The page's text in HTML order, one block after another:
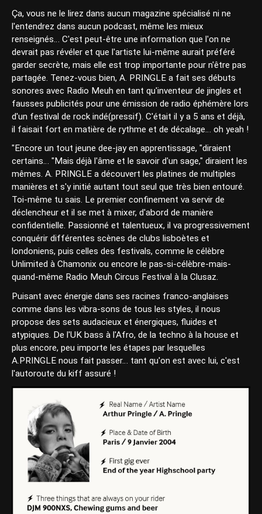
Ça, vous ne le lirez dans aucun magazine spécialisé ni ne
l'entendrez dans aucun podcast, même les mieux
renseignés… C'est peut-être une information que l'on ne
devrait pas révéler et que l'artiste lui-même aurait préféré
garder secrète, mais elle est trop importante pour n'être pas
partagée. Tenez-vous bien, A. PRINGLE a fait ses débuts
sonores avec Radio Meuh en tant qu'inventeur de jingles et
fausses publicités pour une émission de radio éphémère lors
d'un festival de rock indé(pressif). C'était il y a 5 ans et déjà,
il faisait fort en matière de rythme et de décalage… oh yeah !
"Encore un tout jeune dee-jay en apprentissage, "diraient
certains… "Mais déjà l'âme et le savoir d'un sage," diraient les
mêmes. A. PRINGLE a découvert les platines de multiples
manières et s'y initié autant tout seul que très bien entouré.
Toi-même tu sais. Le premier confinement va servir de
déclencheur et il se met à mixer, d'abord de manière
confidentielle. Passionné et talentueux, il va progressivement
conquérir différentes scènes de clubs lisboètes et
londoniens, puis celles des festivals, comme le célèbre
Unlimited à Chamonix ou encore le pas-si-célèbre-mais-
quand-même Radio Meuh Circus Festival à la Clusaz.
Puisant avec énergie dans ses racines franco-anglaises
comme dans les vibra-sons de tous les styles, il nous
propose des sets audacieux et énergiques, fluides et
atypiques. De l'UK bass à l'Afro, de la techno à la house et
plus encore, peu importe les étapes par lesquelles
A.PRINGLE nous fait passer… tant qu'on est avec lui, c'est
l'autoroute du kiff assuré !